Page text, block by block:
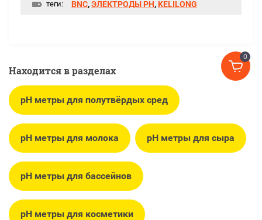
теги: BNC,ЭЛЕКТРОДЫ РН,KELILONG
Находится в разделах
pH метры для полутвёрдых сред
pH метры для молока pH метры для сыра
pH метры для бассейнов
pH метры для косметики
0